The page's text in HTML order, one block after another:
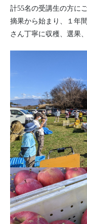
計55名の受講生の方に
摘果から始まり、１年
さん丁寧に収穫、選果